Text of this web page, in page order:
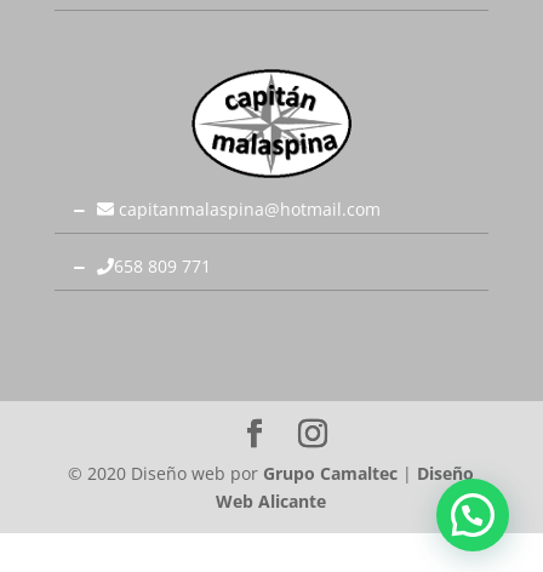
capitanmalaspina@hotmail.com
658 809 771
© 2020 Diseño web por Grupo Camaltec | Diseño
Web Alicante